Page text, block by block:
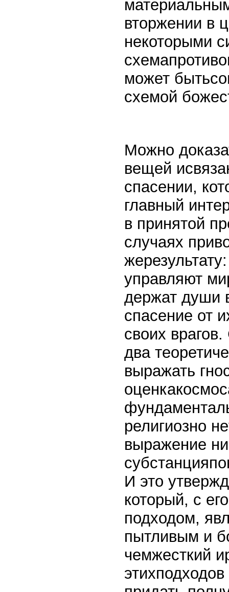
вторжении в
некоторыми
может
схемой
Можно
вещей
спасении,
главный
в принятой
случаях
управляют
держат души
спасение от
своих
два
выражать
религиозно
выражение
И это
который, с
подходом,
пытливым и
чемжесткий